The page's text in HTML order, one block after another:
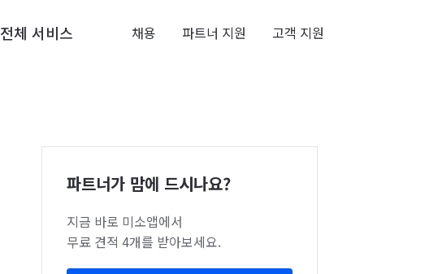
전체 서비스 채용 파트너 지원 고객 지원
파트너가 맘에 드시나요?
지금 바로 미소앱에서
무료 견적 4개를 받아보세요.